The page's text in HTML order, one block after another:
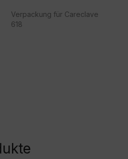
Verpackung für Careclave
618